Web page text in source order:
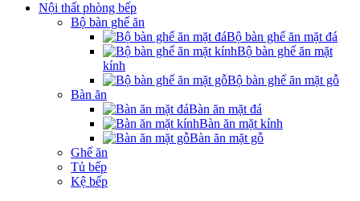
Nội thất phòng bếp
Bộ bàn ghế ăn
Bộ bàn ghế ăn mặt đá
Bộ bàn ghế ăn mặt
kính
Bộ bàn ghế ăn mặt gỗ
Bàn ăn
Bàn ăn mặt đá
Bàn ăn mặt kính
Bàn ăn mặt gỗ
Ghế ăn
Tủ bếp
Kệ bếp